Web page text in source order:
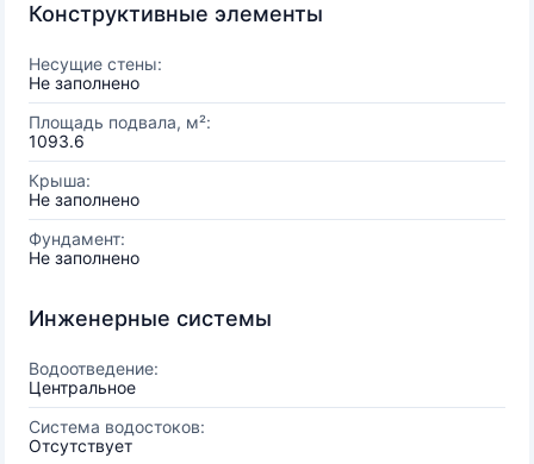
Конструктивные элементы
Несущие стены:
Не заполнено
Площадь подвала, м²:
1093.6
Крыша:
Не заполнено
Фундамент:
Не заполнено
Инженерные системы
Водоотведение:
Центральное
Система водостоков:
Отсутствует